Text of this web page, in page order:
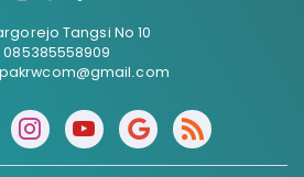
Tangsi No 10
085385558909